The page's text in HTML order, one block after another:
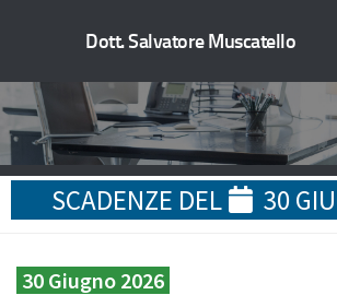
Dott. Salvatore Muscatello
SCADENZE DEL 30
30 Giugno 2026